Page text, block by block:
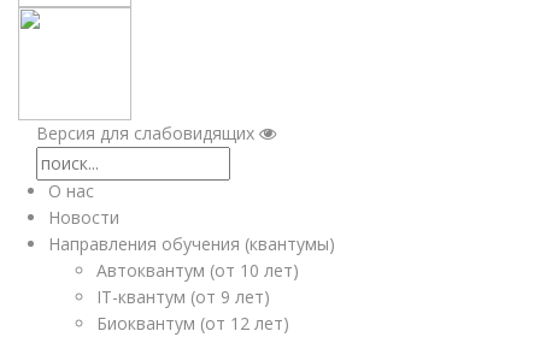
Версия для слабовидящих
О нас
Новости
Направления обучения (квантумы)
Автоквантум (от 10 лет)
IT-квантум (от 9 лет)
Биоквантум (от 12 лет)